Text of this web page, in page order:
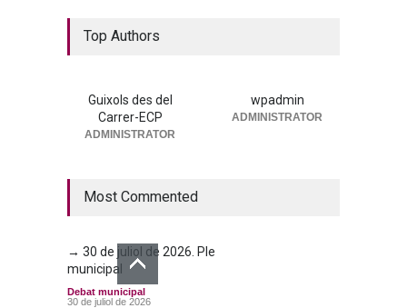
→ 25 de juny de 2026. Ple
Top Authors
Guixols des del
Carrer-ECP
ADMINISTRATOR
wpadmin
ADMINISTRATOR
Most Commented
→ 30 de juliol de 2026. Ple
municipal
Debat municipal
30 de juliol de 2026